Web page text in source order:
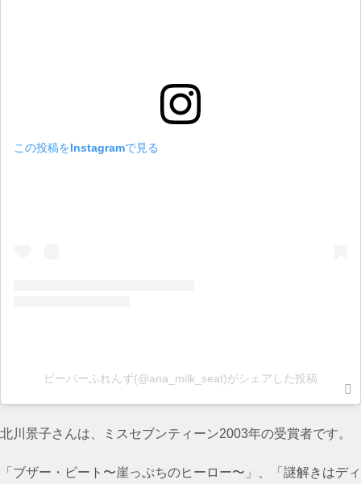
この投稿をInstagramで見る
ビーバーふれんず(@ana_milk_seat)がシェアした投稿
北川景子さんは、ミスセブンティーン2003年の受賞者です。
「ブザー・ビート〜崖っぷちのヒーロー〜」、「謎解きはディ